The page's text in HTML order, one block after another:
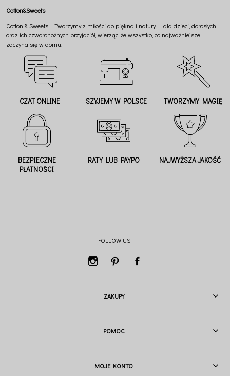
Cotton&Sweets
Cotton & Sweets – Tworzymy z miłości do piękna i natury — dla dzieci, dorosłych
oraz ich czworonożnych przyjaciół, wierząc, że wszystko, co najważniejsze,
zaczyna się w domu.
CZAT ONLINE SZYJEMY W POLSCE TWORZYMY MAGIĘ
BEZPIECZNE
PŁATNOŚCI
RATY LUB PAYPO NAJWYŻSZA JAKOŚĆ
FOLLOW US
ZAKUPY
POMOC
MOJE KONTO